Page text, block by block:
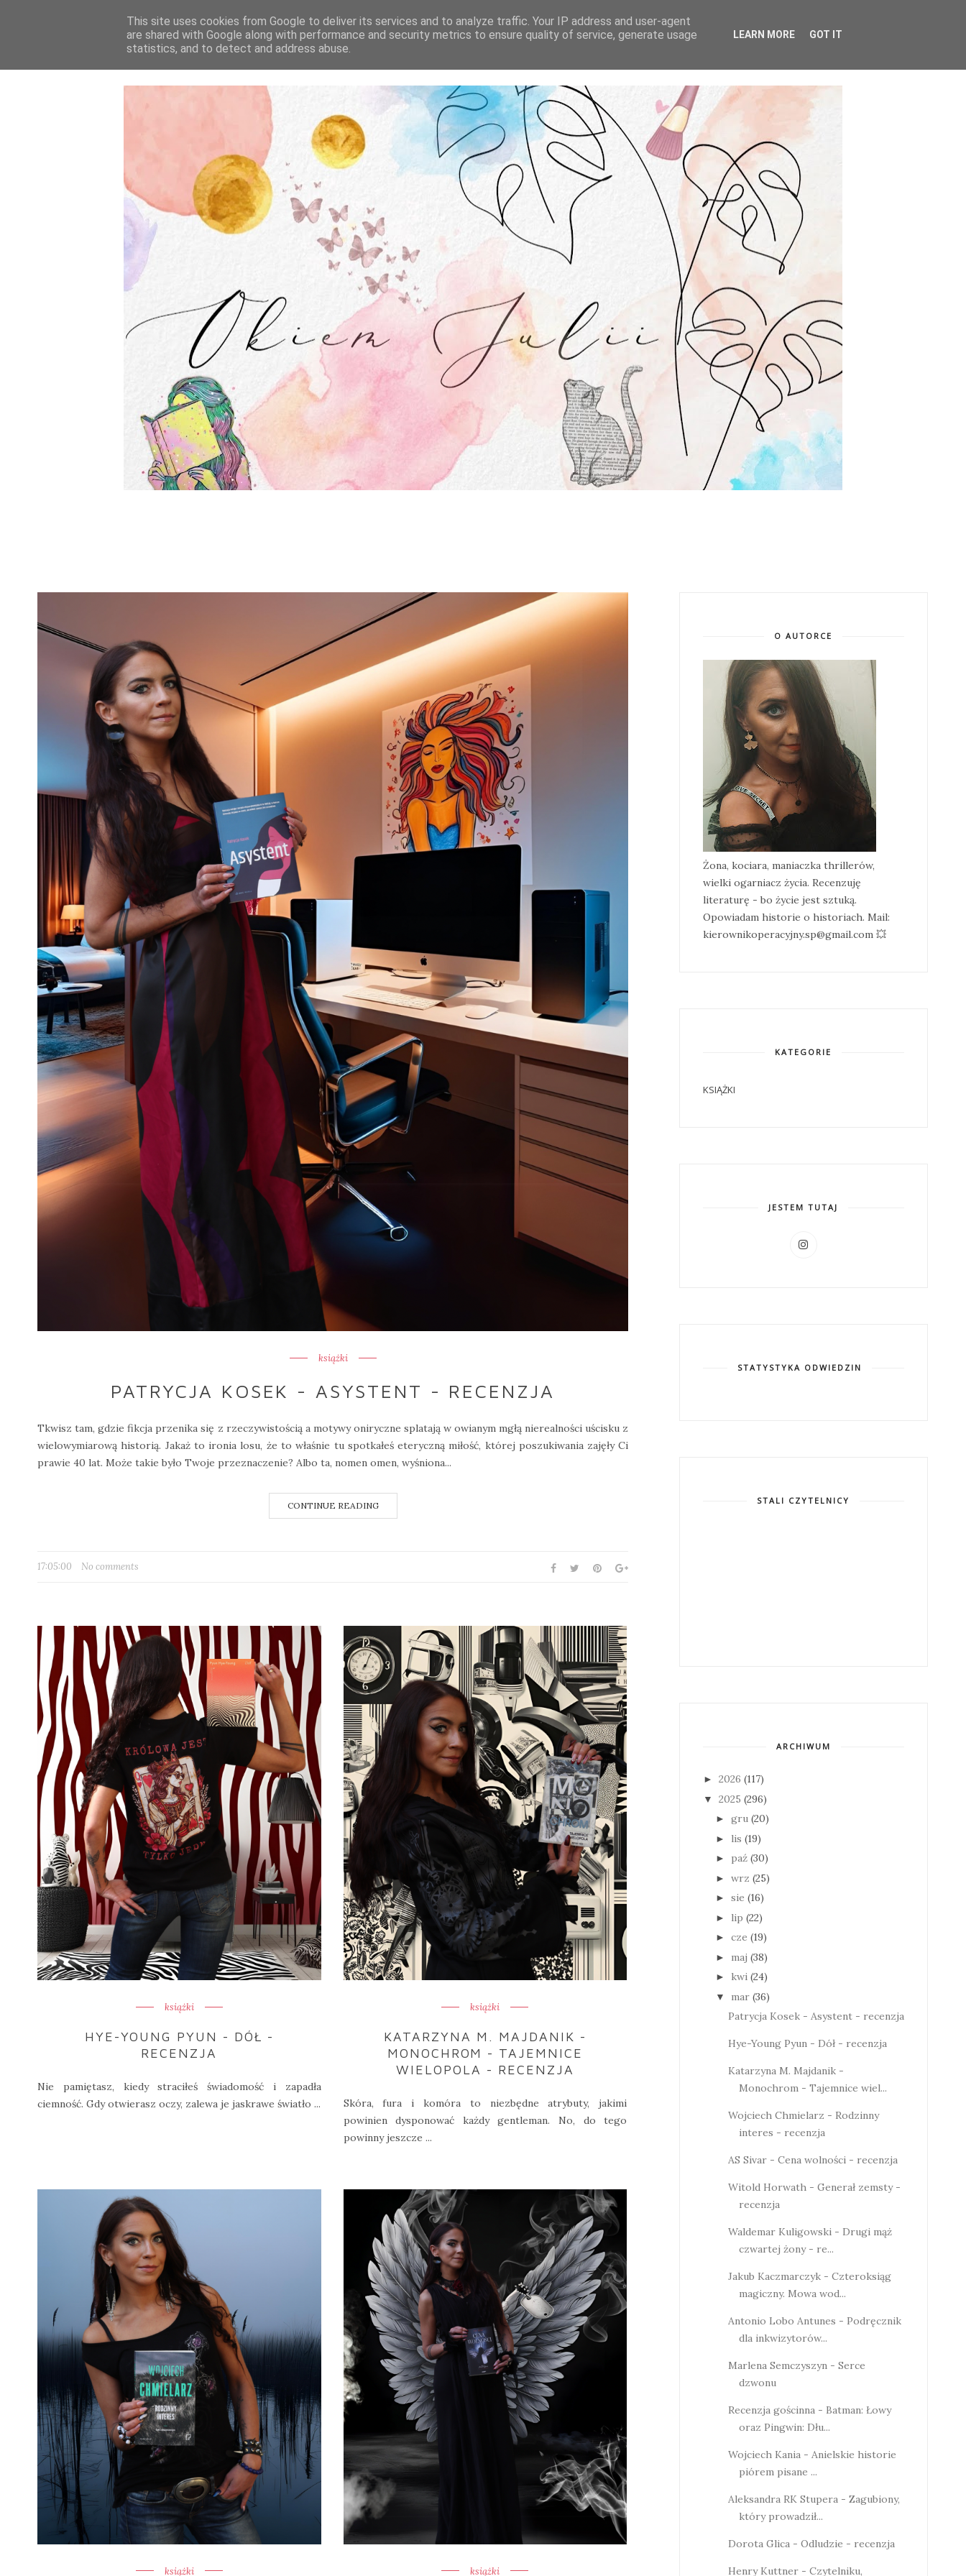
STRONA GŁÓWNA O MNIE WSPÓŁPRACA
książki
PATRYCJA KOSEK - ASYSTENT - RECENZJA
Tkwisz tam, gdzie fikcja przenika się z rzeczywistością a motywy oniryczne splatają w owianym mgłą nierealności uścisku z
wielowymiarową historią. Jakaż to ironia losu, że to właśnie tu spotkałeś eteryczną miłość, której poszukiwania zajęły Ci
prawie 40 lat. Może takie było Twoje przeznaczenie? Albo ta, nomen omen, wyśniona...
CONTINUE READING
17:05:00 No comments
książki
HYE-YOUNG PYUN - DÓŁ -
RECENZJA
Nie pamiętasz, kiedy straciłeś świadomość i zapadła
ciemność. Gdy otwierasz oczy, zalewa je jaskrawe światło ...
książki
KATARZYNA M. MAJDANIK -
MONOCHROM - TAJEMNICE
WIELOPOLA - RECENZJA
Skóra, fura i komóra to niezbędne atrybuty, jakimi
powinien dysponować każdy gentleman. No, do tego
powinny jeszcze ...
książki książki
O AUTORCE
Żona, kociara, maniaczka thrillerów,
wielki ogarniacz życia. Recenzuję
literaturę - bo życie jest sztuką.
Opowiadam historie o historiach. Mail:
kierownikoperacyjny.sp@gmail.com 💥
KATEGORIE
KSIĄŻKI
JESTEM TUTAJ
STATYSTYKA ODWIEDZIN
STALI CZYTELNICY
ARCHIWUM
► 2026 (117)
▼ 2025 (296)
► gru (20)
► lis (19)
► paź (30)
► wrz (25)
► sie (16)
► lip (22)
► cze (19)
► maj (38)
► kwi (24)
▼ mar (36)
Patrycja Kosek - Asystent - recenzja
Hye-Young Pyun - Dół - recenzja
Katarzyna M. Majdanik -
Monochrom - Tajemnice wiel...
Wojciech Chmielarz - Rodzinny
interes - recenzja
AS Sivar - Cena wolności - recenzja
Witold Horwath - Generał zemsty -
recenzja
Waldemar Kuligowski - Drugi mąż
czwartej żony - re...
Jakub Kaczmarczyk - Czteroksiąg
magiczny. Mowa wod...
Antonio Lobo Antunes - Podręcznik
dla inkwizytorów...
Marlena Semczyszyn - Serce
dzwonu
Recenzja gościnna - Batman: Łowy
oraz Pingwin: Dłu...
Wojciech Kania - Anielskie historie
piórem pisane ...
Aleksandra RK Stupera - Zagubiony,
który prowadził...
Dorota Glica - Odludzie - recenzja
Henry Kuttner - Czytelniku,
This site uses cookies from Google to deliver its services and to analyze traffic. Your IP address and user-agent
are shared with Google along with performance and security metrics to ensure quality of service, generate usage
statistics, and to detect and address abuse.
LEARN MORE GOT IT